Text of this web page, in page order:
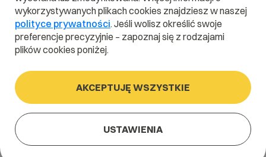
mail
marketing?
Zacznij od
darmowej
wykorzystywanych plikach cookies znajdziesz w naszej
polityce prywatności. Jeśli wolisz określić swoje
preferencje precyzyjnie – zapoznaj się z rodzajami
plików cookies poniżej.
AKCEPTUJĘ WSZYSTKIE
USTAWIENIA